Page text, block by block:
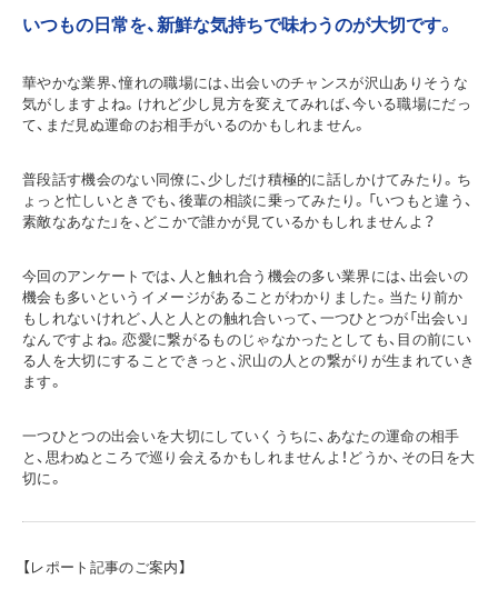
いつもの日常を、新鮮な気持ちで味わうのが大切です。
華やかな業界、憧れの職場には、出会いのチャンスが沢山ありそうな
気がしますよね。けれど少し見方を変えてみれば、今いる職場にだっ
て、まだ見ぬ運命のお相手がいるのかもしれません。
普段話す機会のない同僚に、少しだけ積極的に話しかけてみたり。ち
ょっと忙しいときでも、後輩の相談に乗ってみたり。「いつもと違う、
素敵なあなた」を、どこかで誰かが見ているかもしれませんよ？
今回のアンケートでは、人と触れ合う機会の多い業界には、出会いの
機会も多いというイメージがあることがわかりました。当たり前か
もしれないけれど、人と人との触れ合いって、一つひとつが「出会い」
なんですよね。恋愛に繋がるものじゃなかったとしても、目の前にい
る人を大切にすることできっと、沢山の人との繋がりが生まれていき
ます。
一つひとつの出会いを大切にしていくうちに、あなたの運命の相手
と、思わぬところで巡り会えるかもしれませんよ！どうか、その日を大
切に。
【レポート記事のご案内】